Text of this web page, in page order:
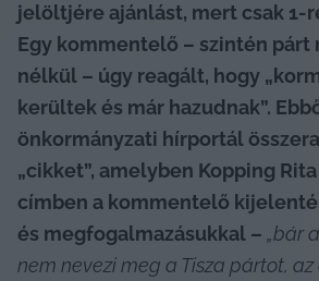
jelöltjére ajánlást, mert csak 1-
Egy kommentelő – szintén párt
nélkül – úgy reagált, hogy
kerültek és már hazudnak”.
önkormányzati hírportál
„cikket”, amelyben Kopping
címben a kommentelő
és megfogalmazásukkal – „bár
nem nevezi meg a Tisza pártot,